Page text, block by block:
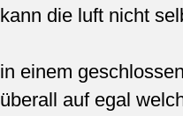
kann die luft nicht
in einem
überall auf egal